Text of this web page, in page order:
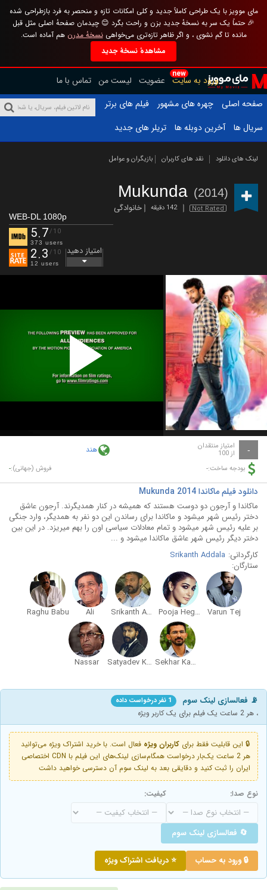
مای موویز با یک طراحی کاملاً جدید و کلی امکانات تازه و منحصر به فرد بازطراحی شده
🎉 حتماً یک سر به نسخهٔ جدید بزن و راحت بگرد 😊 چیدمان صفحهٔ اصلی مثل قبل
مانده تا گم نشوی ، و اگر ظاهر تازه‌تری می‌خواهینسخهٔ مدرن هم آماده است.
مشاهدهٔ نسخهٔ جدید
new
ورود به سایت عضویت لیست من تماس با ما
صفحه اصلی
چهره های مشهور
فیلم های برتر
سریال ها
آخرین دوبله ها تریلر های جدید
لینک های دانلود نقد های کاربران بازیگران و عوامل
Mukunda (2014)
Not Rated 142 دقیقه خانوادگی
WEB-DL 1080p
5.7/10
373 users
2.3 /10
12 users
امتیاز دهید
Play
Video
- امتیاز منتقدان
از 100 هند
بودجه ساخت:- فروش (جهانی):-
دانلود فیلم ماکاندا Mukunda 2014
ماکاندا و آرجون دو دوست هستند که همیشه در کنار همدیگرند. آرجون عاشق
دختر رئیس شهر میشود و ماکاندا برای رساندن این دو نفر به همدیگر، وارد جنگی
بر علیه رئیس شهر میشود و تمام معادلات سیاسی اون را بهم میریزد. در این بین
دختر دیگر رئیس شهر عاشق ماکاندا میشود و ...
کارگردانی: Srikanth Addala
ستارگان:
Varun Tej
Pooja Hegde
Srikanth Addala
Ali
Raghu Babu
Sekhar Kammula
Satyadev Kancharana
Nassar
📡 فعالسازی لینک سوم 1 نفر درخواست داده
، هر 2 ساعت یک فیلم برای یک کاربر ویژه
🔒 این قابلیت فقط برای کاربران ویژه فعال است. با خرید اشتراک ویژه می‌توانید
هر 2 ساعت یک‌بار درخواست همگام‌سازی لینک‌های این فیلم با CDN اختصاصی
ایران را ثبت کنید و دقایقی بعد به لینک سوم آن دسترسی خواهید داشت
نوع صدا: کیفیت:
🔄 فعالسازی لینک سوم
🔒 ورود به حساب ⭐ دریافت اشتراک ویژه